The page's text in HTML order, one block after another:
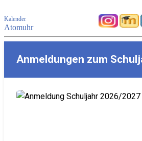
Kalender
Atomuhr
Anmeldungen zum